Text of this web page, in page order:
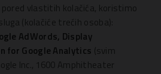
vlastitih kolačića, koristimo
(kolačiće trećih osoba):
AdWords, Display
for Google Analytics (svim
Inc., 1600 Amphitheater